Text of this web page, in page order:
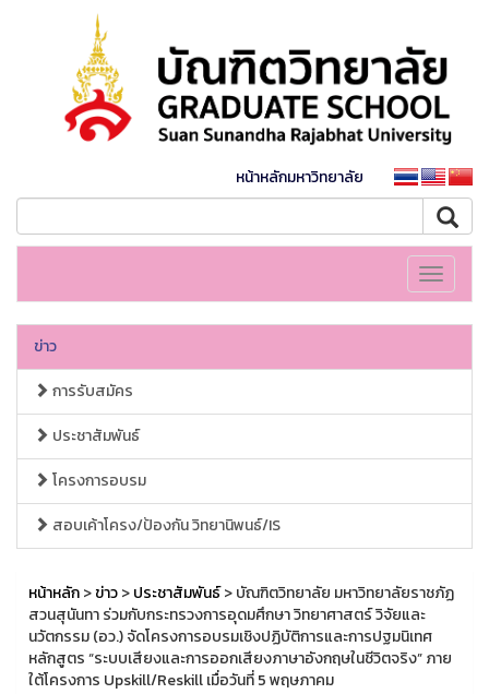
หน้าหลักมหาวิทยาลัย
Toggle
ข่าว
การรับสมัคร
ประชาสัมพันธ์
โครงการอบรม
สอบเค้าโครง/ป้องกัน วิทยานิพนธ์/IS
หน้าหลัก>ข่าว>ประชาสัมพันธ์> บัณฑิตวิทยาลัย มหาวิทยาลัยราชภัฏ
สวนสุนันทา ร่วมกับกระทรวงการอุดมศึกษา วิทยาศาสตร์ วิจัยและ
นวัตกรรม (อว.) จัดโครงการอบรมเชิงปฏิบัติการและการปฐมนิเทศ
หลักสูตร “ระบบเสียงและการออกเสียงภาษาอังกฤษในชีวิตจริง” ภาย
ใต้โครงการ Upskill/Reskill เมื่อวันที่ 5 พฤษภาคม